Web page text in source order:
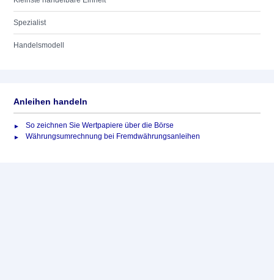
Spezialist
Handelsmodell
Anleihen handeln
So zeichnen Sie Wertpapiere über die Börse
Währungsumrechnung bei Fremdwährungsanleihen